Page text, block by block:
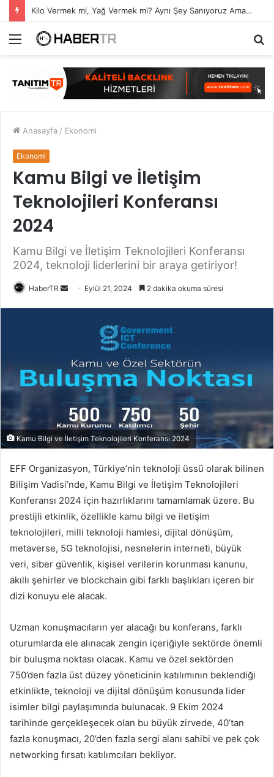
Kilo Vermek mi, Yağ Vermek mi? Aynı Şey Sanıyoruz Ama Değil!
Menü
Anasayfa / Ekonomi
Ekonomi
Kamu Bilgi ve İletişim
Teknolojileri Konferansı
2024
Kamu Bilgi ve İletişim Teknolojileri Konferansı
2024, teknoloji liderlerini bir araya getiriyor!
HaberTR
Bir
göndermek
Eylül 21, 2024 2 dakika okuma süresi
Kamu Bilgi ve İletişim Teknolojileri Konferansı 2024
EFF Organizasyon, Türkiye’nin teknoloji üssü olarak bilinen
Bilişim Vadisi’nde, Kamu Bilgi ve İletişim Teknolojileri
Konferansı 2024 için hazırlıklarını tamamlamak üzere. Bu
prestijli etkinlik, özellikle kamu bilgi ve iletişim
teknolojileri, milli teknoloji hamlesi, dijital dönüşüm,
metaverse, 5G teknolojisi, nesnelerin interneti, büyük
veri, siber güvenlik, kişisel verilerin korunması kanunu,
akıllı şehirler ve blockchain gibi farklı başlıkları içeren bir
dizi konuyu ele alacak.
Uzman konuşmacıların yer alacağı bu konferans, farklı
oturumlarda ele alınacak zengin içeriğiyle sektörde önemli
bir buluşma noktası olacak. Kamu ve özel sektörden
750’den fazla üst düzey yöneticinin katılımının beklendiği
etkinlikte, teknoloji ve dijital dönüşüm konusunda lider
isimler bilgi paylaşımında bulunacak. 9 Ekim 2024
tarihinde gerçekleşecek olan bu büyük zirvede, 40’tan
fazla konuşmacı, 20’den fazla sergi alanı sahibi ve pek çok
networking fırsatı katılımcıları bekliyor.